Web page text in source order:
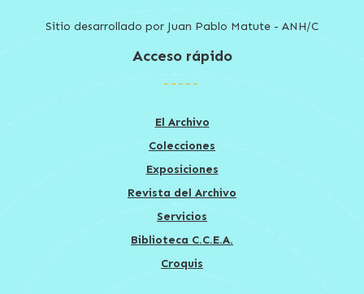
Sitio desarrollado por Juan Pablo Matute - ANH/C
Acceso rápido
El Archivo
Colecciones
Exposiciones
Revista del Archivo
Servicios
Biblioteca C.C.E.A.
Croquis